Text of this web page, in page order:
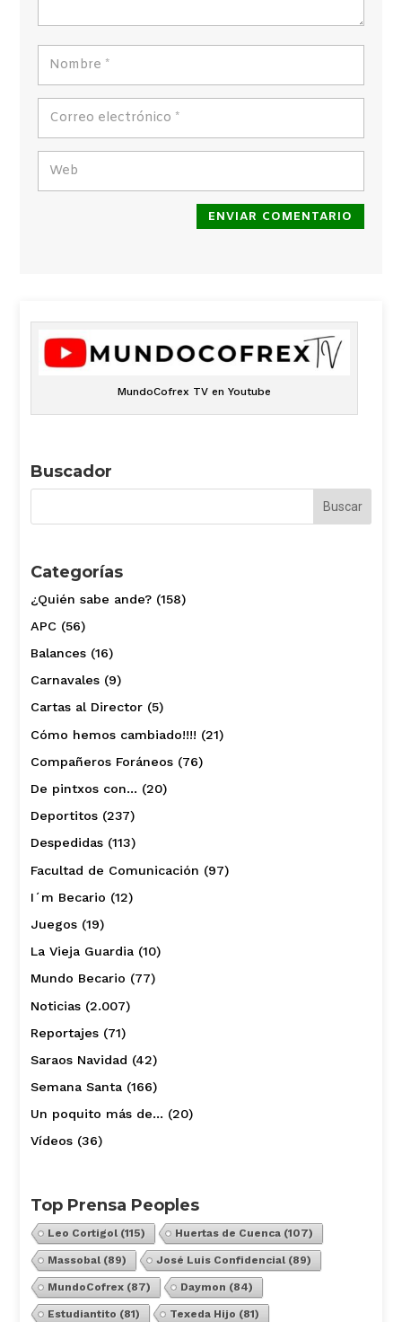
ENVIAR COMENTARIO
MundoCofrex TV en Youtube
Buscador
Categorías
¿Quién sabe ande?(158)
APC(56)
Balances(16)
Carnavales(9)
Cartas al Director(5)
Cómo hemos cambiado!!!! (21)
Compañeros Foráneos(76)
De pintxos con… (20)
Deportitos(237)
Despedidas(113)
Facultad de Comunicación (97)
I´m Becario (12)
Juegos(19)
La Vieja Guardia(10)
Mundo Becario (77)
Noticias(2.007)
Reportajes(71)
Saraos Navidad (42)
Semana Santa(166)
Un poquito más de… (20)
Vídeos(36)
Top Prensa Peoples
Leo Cortigol(115) Huertas de Cuenca(107)
Massobal(89) José Luis Confidencial(89)
MundoCofrex(87) Daymon (84)
Estudiantito (81) Texeda Hijo (81)